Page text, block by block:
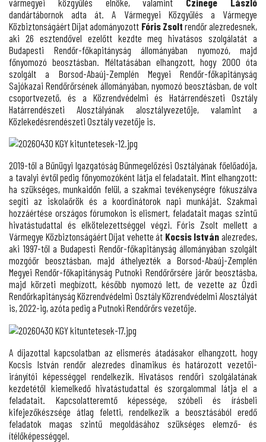
dandártábornok adta át. A Vármegyei Közgyűlés a Vármegye
Közbiztonságáért Díjat adományozott Fóris Zsolt rendőr alezredesnek,
aki 26 esztendővel ezelőtt kezdte meg hivatásos szolgálatát a
Budapesti Rendőr-főkapitányság állományában nyomozó, majd
főnyomozó beosztásban. Méltatásában elhangzott, hogy 2000 óta
szolgált a Borsod-Abaúj-Zemplén Megyei Rendőr-főkapitányság
Sajókazai Rendőrőrsének állományában, nyomozó beosztásban, de volt
csoportvezető, és a Közrendvédelmi és Határrendészeti Osztály
Határrendészeti Alosztályának alosztályvezetője, valamint a
Közlekedésrendészeti Osztály vezetője is.
2019-től a Bűnügyi Igazgatóság Bűnmegelőzési Osztályának főelőadója,
a tavalyi évtől pedig főnyomozóként látja el feladatait. Mint elhangzott:
ha szükséges, munkaidőn felül, a szakmai tevékenységre fókuszálva
segíti az iskolaőrök és a koordinátorok napi munkáját. Szakmai
hozzáértése országos fórumokon is elismert, feladatait magas szintű
hivatástudattal és elkötelezettséggel végzi. Fóris Zsolt mellett a
Vármegye Közbiztonságáért Díjat vehette át Kocsis István alezredes,
aki 1997-től a Budapesti Rendőr-főkapitányság állományában szolgált
mozgóőr beosztásban, majd áthelyezték a Borsod-Abaúj-Zemplén
Megyei Rendőr-főkapitányság Putnoki Rendőrőrsére járőr beosztásba,
majd körzeti megbízott, később nyomozó lett, de vezette az Ózdi
Rendőrkapitányság Közrendvédelmi Osztály Közrendvédelmi Alosztályát
is, 2022-ig, azóta pedig a Putnoki Rendőrőrs vezetője.
A díjazottal kapcsolatban az elismerés átadásakor elhangzott, hogy
Kocsis István rendőr alezredes dinamikus és határozott vezetői-
irányítói képességgel rendelkezik. Hivatásos rendőri szolgálatának
kezdetétől kiemelkedő hivatástudattal és szorgalommal látja el a
feladatait. Kapcsolatteremtő képessége, szóbeli és írásbeli
kifejezőkészsége átlag feletti, rendelkezik a beosztásából eredő
feladatok magas szintű megoldásához szükséges elemző- és
ítélőképességgel.